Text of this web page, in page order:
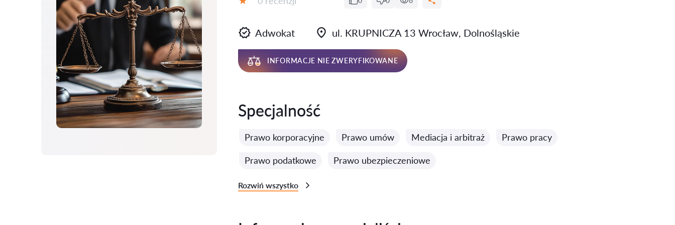
Adwokat ul. KRUPNICZA 13 Wrocław, Dolnośląskie
INFORMACJE NIE ZWERYFIKOWANE
Specjalność
Prawo korporacyjne Prawo umów Mediacja i arbitraż Prawo pracy
Prawo podatkowe Prawo ubezpieczeniowe
Rozwiń wszystko